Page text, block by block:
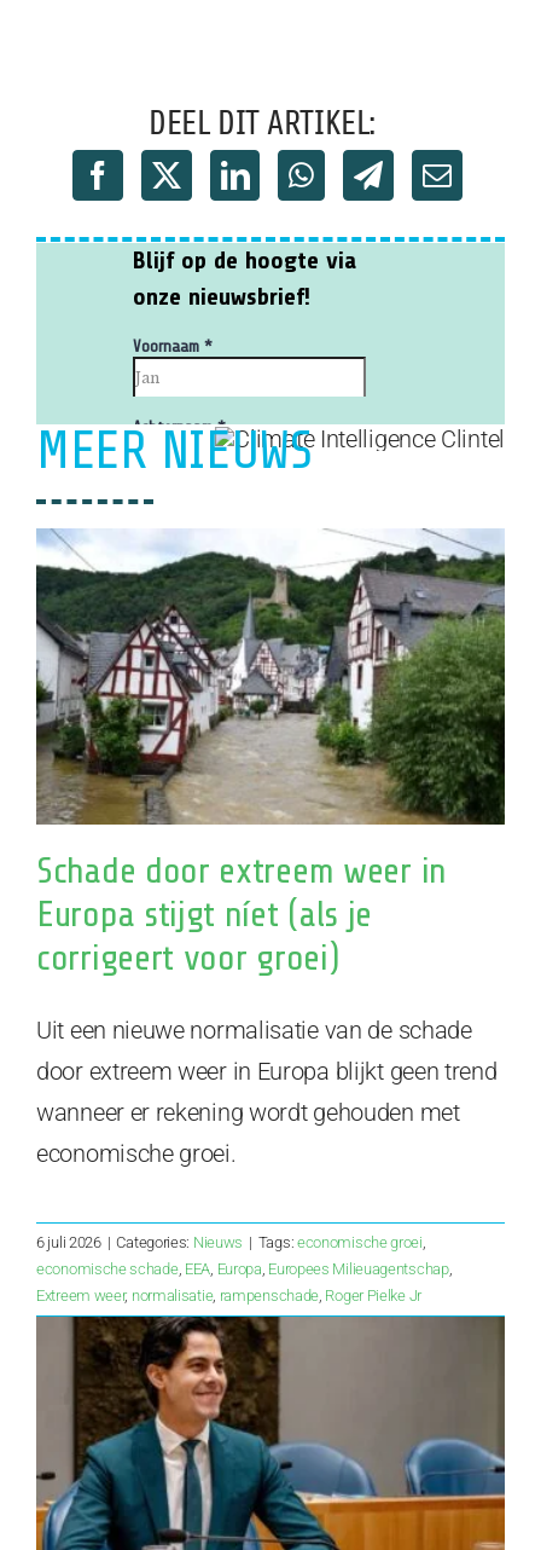
DEEL DIT ARTIKEL:
MEER NIEUWS
Schade door extreem weer in
Europa stijgt níet (als je
corrigeert voor groei)
Uit een nieuwe normalisatie van de schade
door extreem weer in Europa blijkt geen trend
wanneer er rekening wordt gehouden met
economische groei.
6 juli 2026 | Categories: Nieuws | Tags: economische groei
economische schade, EEA Europa Europees Milieuagentschap,
Extreem weer, normalisatie, rampenschade Roger Pielke Jr